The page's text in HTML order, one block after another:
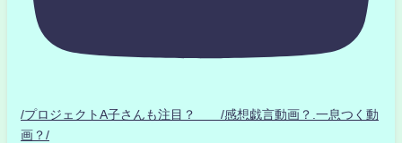
/プロジェクトA子さんも注目？ /感想戯言動画？.一息つく動
画？/